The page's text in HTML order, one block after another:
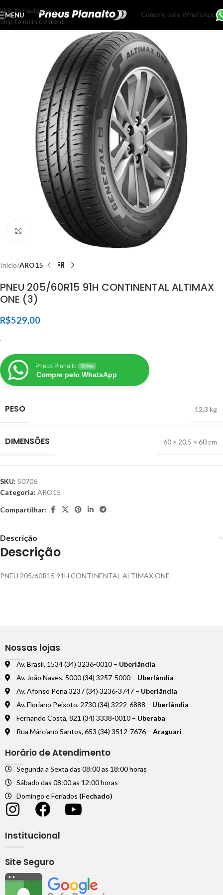
Skip to navigation
Skip to main content
MENU Compre pelo WhatsApp
Clique para ampliar
Início ARO15
PNEU 205/60R15 91H CONTINENTAL ALTIMAX
ONE (3)
R$529,00
.
Pneus Planalto Online
Compre pelo WhatsApp
PESO 12,3 kg
DIMENSÕES 60 × 20,5 × 60 cm
SKU: 50706
Categoria: ARO15
Compartilhar:
Descrição
Descrição
PNEU 205/60R15 91H CONTINENTAL ALTIMAX ONE
Nossas lojas
Av. Brasil, 1534 (34) 3236-0010 – Uberlândia
Av. João Naves, 5000 (34) 3257-5000 – Uberlândia
Av. Afonso Pena 3237 (34) 3236-3747 – Uberlândia
Av. Floriano Peixoto, 2730 (34) 3222-6888 – Uberlândia
Fernando Costa, 821 (34) 3338-0010 – Uberaba
Rua Márciano Santos, 653 (34) 3512-7676 – Araguari
Horário de Atendimento
Segunda a Sexta das 08:00 as 18:00 horas
Sábado das 08:00 as 12:00 horas
Domingo e Feriados (Fechado)
Institucional
Site Seguro